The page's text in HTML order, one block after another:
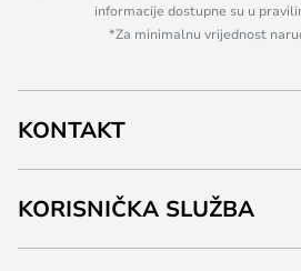
informacije dostupne su u
*Za minimalnu vrijednost
KONTAKT
KORISNIČKA SLUŽBA